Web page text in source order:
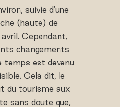
suivie d'une
(haute) de
Cependant,
changements
temps est devenu
Cela dit, le
du tourisme aux
sans doute que,